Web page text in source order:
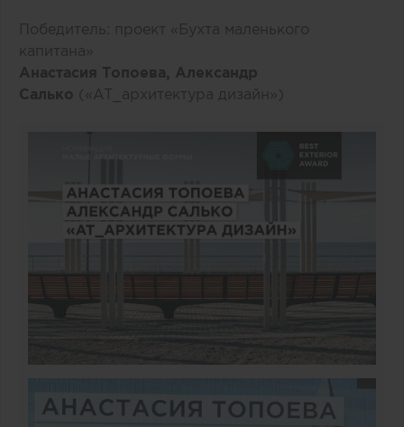
Победитель: проект «Бухта маленького
капитана»
Анастасия Топоева, Александр
Салько («AT_архитектура дизайн»)